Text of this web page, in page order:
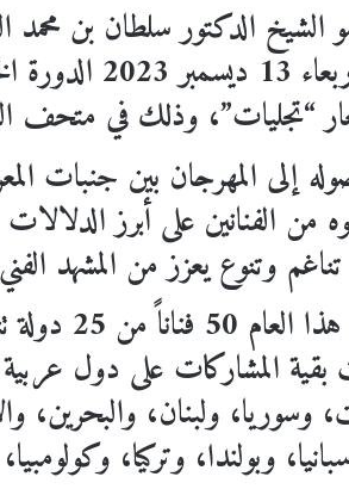
الدكتور سلطان بن محمد
الشارقة، صباح
“تجليات”، وذلك في متحف
إلى المهرجان بين جنبات
من الفنانين على أبرز
وتنوع يعزز من المشهد
يشارك في
المشاركات على دول
وسوريا، ولبنان، والبحرين،
وبولندا، وتركيا،